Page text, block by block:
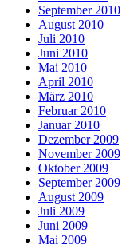
September 2010
August 2010
Juli 2010
Juni 2010
Mai 2010
April 2010
März 2010
Februar 2010
Januar 2010
Dezember 2009
November 2009
Oktober 2009
September 2009
August 2009
Juli 2009
Juni 2009
Mai 2009